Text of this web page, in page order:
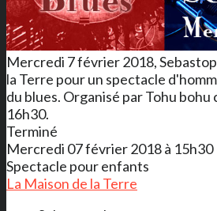
Mercredi 7 février 2018,
la Terre pour un spectacle
du blues. Organisé par Tohu
16h30.
Terminé
Mercredi 07 février 2018 à 15h30
Spectacle pour enfants
La Maison de la Terre